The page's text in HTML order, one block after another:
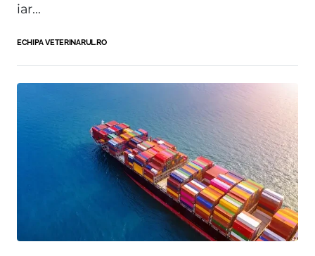
iar...
ECHIPA VETERINARUL.RO